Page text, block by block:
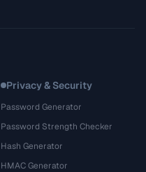
Privacy & Security
Password Generator
Password Strength Checker
Hash Generator
HMAC Generator